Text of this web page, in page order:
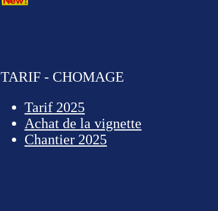
TARIF - CHOMAGE
Tarif 2025
Achat de la vignette
Chantier 2025